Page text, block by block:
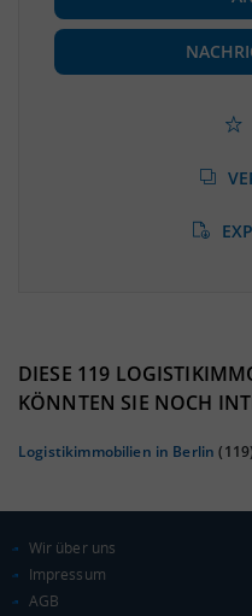
Beschäftigte
(Landkreis / Kreisfreie Stadt)
(Landkreis / Kreisfreie Stadt)
DIESE 119
KÖNNTEN SIE NOCH
Logistikimmobilien in Berlin
Wir über uns
Impressum
AGB